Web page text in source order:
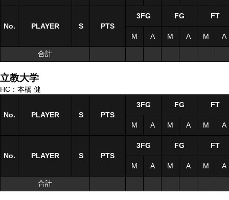
No. PLAYER S
合計
No. PLAYER S PTS
3FG FG FT
M A M A M A
合計
立教大学
HC：本橋 健
No. PLAYER S
No. PLAYER S
合計
No. PLAYER S PTS
3FG FG FT
M A M A M A
No. PLAYER S PTS
3FG FG FT
M A M A M A
合計